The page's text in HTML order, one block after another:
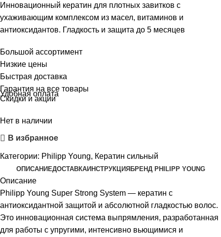
Инновационный кератин для плотных завитков с
ухаживающим комплексом из масел, витаминов и
антиоксидантов. Гладкость и защита до 5 месяцев
Большой ассортимент
Низкие цены
Быстрая доставка
Гарантия на все товары
Удобная оплата
Скидки и акции
Нет в наличии
В избранное
Категории: Philipp Young, Кератин сильный
ОПИСАНИЕДОСТАВКАИНСТРУКЦИЯ БРЕНД PHILIPP YOUNG
Описание
Philipp Young Super Strong System — кератин с
антиоксидантной защитой и абсолютной гладкостью волос.
Это инновационная система выпрямления, разработанная
для работы с упругими, интенсивно вьющимися и